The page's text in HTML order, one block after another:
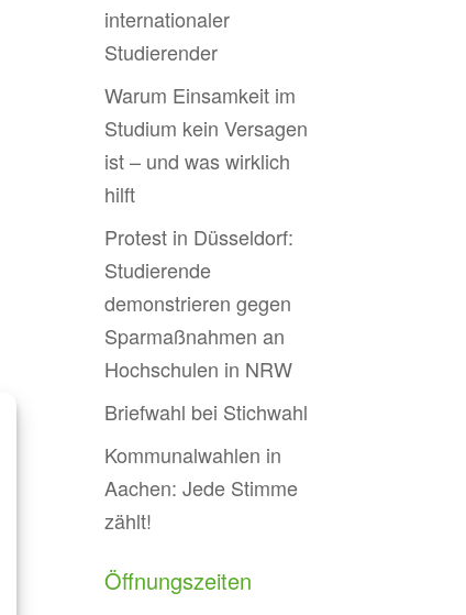
internationaler
Studierender
Warum Einsamkeit im
Studium kein Versagen
ist – und was wirklich
hilft
Protest in Düsseldorf:
Studierende
demonstrieren gegen
Sparmaßnahmen an
Hochschulen in NRW
Briefwahl bei Stichwahl
Kommunalwahlen in
Aachen: Jede Stimme
zählt!
Öffnungszeiten